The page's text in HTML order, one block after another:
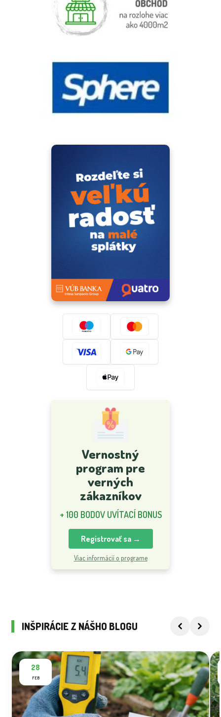
Vernostný
program pre
verných
zákazníkov
+ 100 BODOV UVÍTACÍ BONUS
Registrovať sa →
Viac informácií o programe
INŠPIRÁCIE Z NÁŠHO BLOGU
28
FEB